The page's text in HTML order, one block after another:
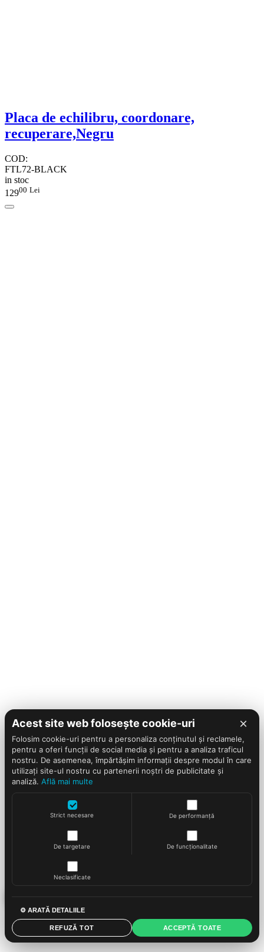
Placa de echilibru, coordonare,
recuperare,Negru
COD:
FTL72-BLACK
in stoc
12900 Lei
×
Acest site web folosește cookie-uri
Folosim cookie-uri pentru a personaliza conținutul și reclamele,
pentru a oferi funcții de social media și pentru a analiza traficul
nostru. De asemenea, împărtășim informații despre modul în care
utilizați site-ul nostru cu partenerii noștri de publicitate și
analiză. Află mai multe
Strict necesare De performanță
De targetare De funcționalitate
Neclasificate
⚙ ARATĂ DETALIILE
REFUZĂ TOT ACCEPTĂ TOATE